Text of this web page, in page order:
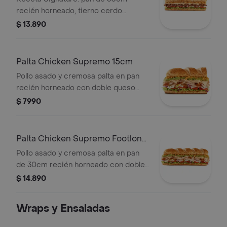
recién horneado, tierno cerdo
mechado, doble queso mozzarella
$ 13.890
Palta Chicken Supremo 15cm
Pollo asado y cremosa palta en pan
recién horneado con doble queso
mozzarella, lechuga, tomate, salsa de
$ 7990
Palta Chicken Supremo Footlong
30cm
Pollo asado y cremosa palta en pan
de 30cm recién horneado con doble
queso mozzarella, lechuga, tomate,
$ 14.890
Wraps y Ensaladas